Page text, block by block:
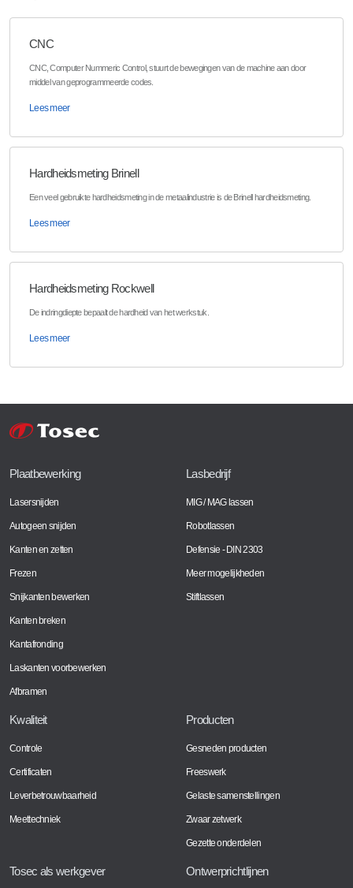
CNC
CNC, Computer Nummeric Control, stuurt de bewegingen van de machine aan door
middel van geprogrammeerde codes.
Lees meer
Hardheidsmeting Brinell
Een veel gebruikte hardheidsmeting in de metaalindustrie is de Brinell hardheidsmeting.
Lees meer
Hardheidsmeting Rockwell
De indringdiepte bepaalt de hardheid van het werkstuk.
Lees meer
Plaatbewerking
Lasersnijden
Autogeen snijden
Kanten en zetten
Frezen
Snijkanten bewerken
Kanten breken
Kantafronding
Laskanten voorbewerken
Afbramen
Lasbedrijf
MIG / MAG lassen
Robotlassen
Defensie - DIN 2303
Meer mogelijkheden
Stiftlassen
Kwaliteit
Controle
Certificaten
Leverbetrouwbaarheid
Meettechniek
Producten
Gesneden producten
Freeswerk
Gelaste samenstellingen
Zwaar zetwerk
Gezette onderdelen
Tosec als werkgever Ontwerprichtlijnen